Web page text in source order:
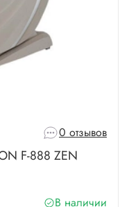
0 отзывов
F-888 ZEN
В наличии